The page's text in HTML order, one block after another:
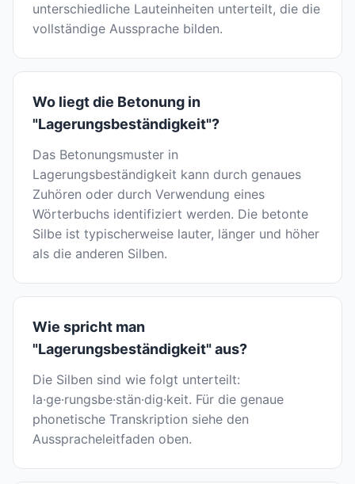
unterschiedliche Lauteinheiten unterteilt, die die
vollständige Aussprache bilden.
Wo liegt die Betonung in
"Lagerungsbeständigkeit"?
Das Betonungsmuster in
Lagerungsbeständigkeit kann durch genaues
Zuhören oder durch Verwendung eines
Wörterbuchs identifiziert werden. Die betonte
Silbe ist typischerweise lauter, länger und höher
als die anderen Silben.
Wie spricht man
"Lagerungsbeständigkeit" aus?
Die Silben sind wie folgt unterteilt:
la·ge·rungsbe·stän·dig·keit. Für die genaue
phonetische Transkription siehe den
Ausspracheleitfaden oben.